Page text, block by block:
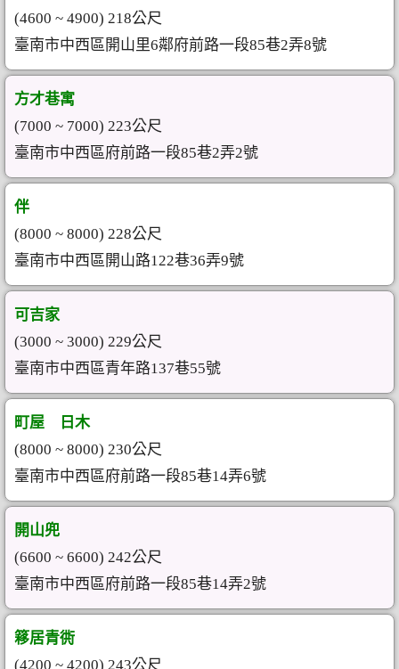
(4600 ~ 4900) 218公尺
臺南市中西區開山里6鄰府前路一段85巷2弄8號
方才巷寓
(7000 ~ 7000) 223公尺
臺南市中西區府前路一段85巷2弄2號
伴
(8000 ~ 8000) 228公尺
臺南市中西區開山路122巷36弄9號
可吉家
(3000 ~ 3000) 229公尺
臺南市中西區青年路137巷55號
町屋 日木
(8000 ~ 8000) 230公尺
臺南市中西區府前路一段85巷14弄6號
開山兜
(6600 ~ 6600) 242公尺
臺南市中西區府前路一段85巷14弄2號
簃居青衖
(4200 ~ 4200) 243公尺